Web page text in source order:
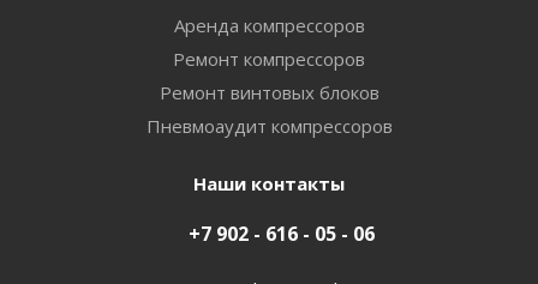
Аренда компрессоров
Ремонт компрессоров
Ремонт винтовых блоков
Пневмоаудит компрессоров
Наши контакты
+7 902 - 616 - 05 - 06